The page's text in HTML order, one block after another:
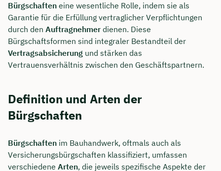
Bürgschaften eine wesentliche Rolle, indem sie als
Garantie für die Erfüllung vertraglicher Verpflichtungen
durch den Auftragnehmer dienen. Diese
Bürgschaftsformen sind integraler Bestandteil der
Vertragsabsicherung und stärken das
Vertrauensverhältnis zwischen den Geschäftspartnern.
Definition und Arten der
Bürgschaften
Bürgschaften im Bauhandwerk, oftmals auch als
Versicherungsbürgschaften klassifiziert, umfassen
verschiedene Arten, die jeweils spezifische Aspekte der